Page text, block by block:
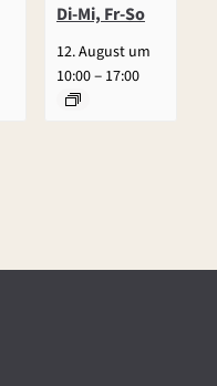
Di-Mi, Fr-So
12. August um
10:00– 17:00